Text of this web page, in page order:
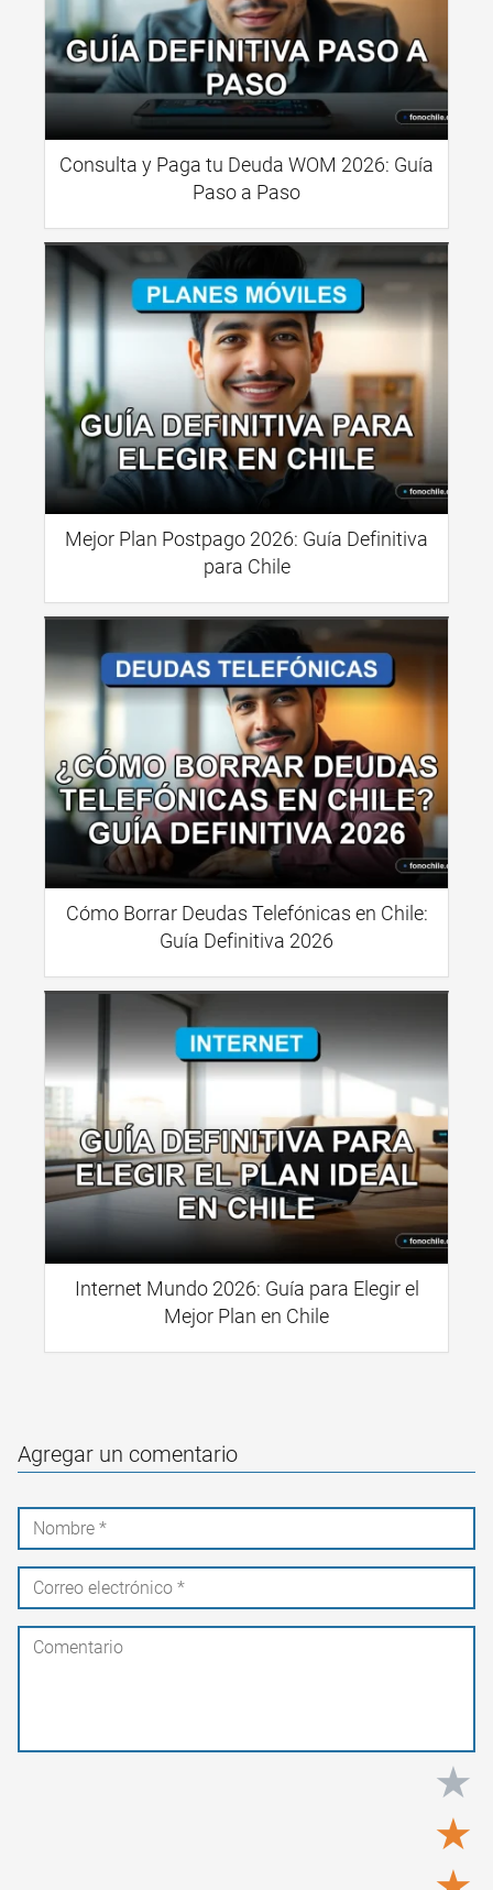
Consulta y Paga tu Deuda WOM 2026: Guía
Paso a Paso
Mejor Plan Postpago 2026: Guía Definitiva
para Chile
Cómo Borrar Deudas Telefónicas en Chile:
Guía Definitiva 2026
Internet Mundo 2026: Guía para Elegir el
Mejor Plan en Chile
Agregar un comentario
★
★